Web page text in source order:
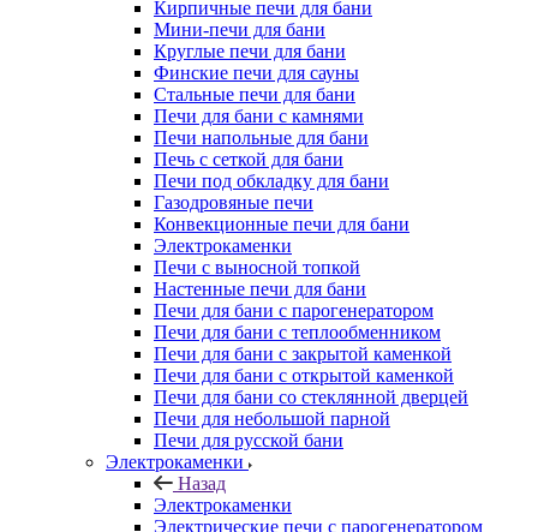
Кирпичные печи для бани
Мини-печи для бани
Круглые печи для бани
Финские печи для сауны
Стальные печи для бани
Печи для бани с камнями
Печи напольные для бани
Печь с сеткой для бани
Печи под обкладку для бани
Газодровяные печи
Конвекционные печи для бани
Электрокаменки
Печи с выносной топкой
Настенные печи для бани
Печи для бани с парогенератором
Печи для бани с теплообменником
Печи для бани с закрытой каменкой
Печи для бани с открытой каменкой
Печи для бани со стеклянной дверцей
Печи для небольшой парной
Печи для русской бани
Электрокаменки
Назад
Электрокаменки
Электрические печи с парогенератором